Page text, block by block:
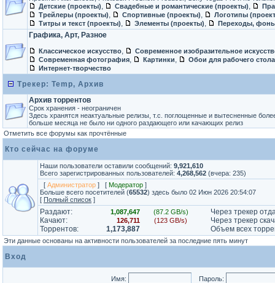
Детские (проекты), Свадебные и романтические (проекты),
Трейлеры (проекты), Спортивные (проекты),
Логотипы
Титры и текст (проекты), Элементы (проекты), Переходы,
Графика, Арт, Разное
Классическое искусство,
Современное изобразительное
Современная фотография, Картинки,
Обои для рабочего стола
Интернет-творчество
Трекер: Temp, Архив
Архив торрентов
Срок хранения - неограничен
Здесь хранятся неактуальные релизы, т.с. поглощенные и вытесненные
больше месяца не было ни одного раздающего или качающих релиз
Отметить все форумы как прочтённые
Кто сейчас на форуме
Наши пользователи оставили сообщений: 9,921,610
Всего зарегистрированных пользователей: 4,268,562 (вчера: 235)
[ Администратор ] [ Модератор ]
Больше всего посетителей (65532) здесь было 02 Июн 2026 20:54:07
[ Полный список ]
Раздают: 1,087,647 (87.2 GB/s)
Качают: 126,711 (123 GB/s)
Торрентов: 1,173,887
Через трекер
Через трекер
Объем всех
Эти данные основаны на активности пользователей за последние пять минут
Вход
Имя: Пароль: